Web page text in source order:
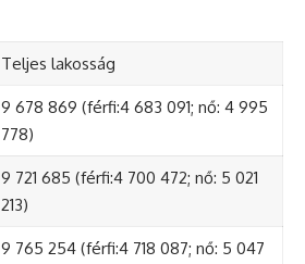
Teljes lakosság
9 678 869 (férfi:4 683 091; nő: 4 995
778)
9 721 685 (férfi:4 700 472; nő: 5 021
213)
9 765 254 (férfi:4 718 087; nő: 5 047